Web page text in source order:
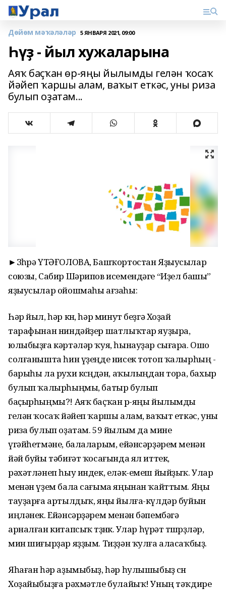
Дөйөм мәҡәләләр 5 ЯНВАРЯ 2021, 09:00
Һүҙ - йыл хужаларына
Аяҡ баҫҡан өр-яңы йылымды гелән ҡосаҡ
йәйеп ҡаршы алам, ваҡыт еткәс, уны риза
булып оҙатам...
►Зөһрә ҮТӘҒОЛОВА, Башҡортостан Яҙыусылар
союзы, Сабир Шәрипов исемендәге “Иҙел башы”
яҙыусылар ойошмаһы ағзаһы:
Һәр йыл, һәр көн, һәр минут беҙгә Хоҙай
тарафынан ниндәйҙер шатлыҡтар яуҙыра,
юлыбыҙға кәртәләр ҡуя, һынауҙар сығара. Ошо
солғанышта һин үҙеңде нисек тотоп ҡалырһың -
барыһы ла рухи көсөңдән, аҡылыңдан тора, бахыр
булып ҡалырһыңмы, батыр булып
баҫырһыңмы?! Аяҡ баҫҡан өр-яңы йылымды
гелән ҡосаҡ йәйеп ҡаршы алам, ваҡыт еткәс, уны
риза булып оҙатам. 59 йылым да мине
үгәйһетмәне, балаларым, ейәнсәрҙәрем менән
йәй буйы тәбиғәт ҡосағында ял иттек,
рәхәтләнеп һыу индек, еләк-емеш йыйҙыҡ. Улар
менән үҙем бала сағыма яңынан ҡайттым. Яңы
тауҙарға артылдыҡ, яңы йылға-күлдәр буйын
иңләнек. Ейәнсәрҙәрем менән бәпембәгә
арналған китапсыҡ төҙөнөк. Улар һүрәт төшөрҙөләр,
мин шиғырҙар яҙҙым. Тиҙҙән ҡулға аласаҡбыҙ.
Яһаған һәр аҙымыбыҙ, һәр һулышыбыҙ өсөн
Хоҙайыбыҙға рәхмәтле булайыҡ! Уның тәҡдире